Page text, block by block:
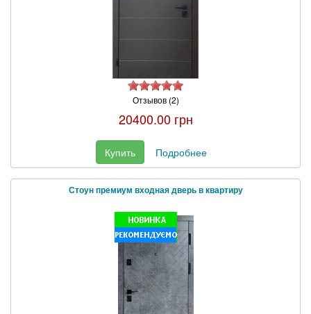
Отзывов (2)
20400.00 грн
Купить Подробнее
Стоун премиум входная дверь в квартиру